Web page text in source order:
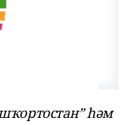
һәм